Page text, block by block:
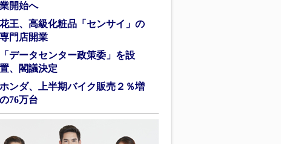
業開始へ
花王、高級化粧品「センサイ」の
専門店開業
「データセンター政策委」を設
置、閣議決定
ホンダ、上半期バイク販売２％増
の76万台